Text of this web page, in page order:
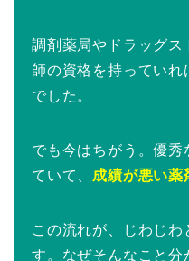
調剤薬局やドラッグス
師の資格を持ってい
でした。
でも今はちがう。優
ていて、 成績が悪い薬
この流れが、じわじわ
す。なぜそんなこと分